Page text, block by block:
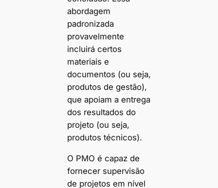
abordagem
padronizada
provavelmente
incluirá certos
materiais e
documentos (ou seja,
produtos de gestão),
que apoiam a entrega
dos resultados do
projeto (ou seja,
produtos técnicos).
O PMO é capaz de
fornecer supervisão
de projetos em nível